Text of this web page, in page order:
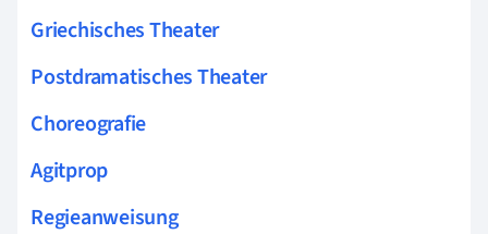
Griechisches Theater
Postdramatisches Theater
Choreografie
Agitprop
Regieanweisung